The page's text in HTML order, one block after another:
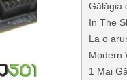
Gălăgia
In The
La o
Modern
1 Mai